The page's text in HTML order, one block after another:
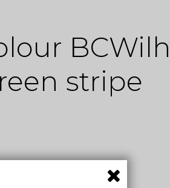
stripe